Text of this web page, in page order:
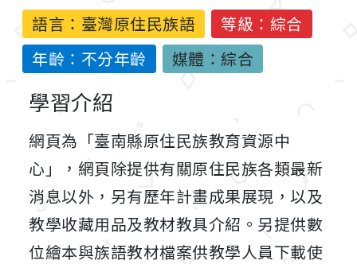
語言： 臺灣原住民族語
等級：綜合
年齡：不分年齡
媒體：綜合
學習介紹
網頁為「臺南縣原住民族教育資源中
心」，網頁除提供有關原住民族各類最新
消息以外，另有歷年計畫成果展現，以及
教學收藏用品及教材教具介紹。另提供數
位繪本與族語教材檔案供教學人員下載使